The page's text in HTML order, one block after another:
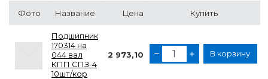
Фото Название Цена Купить
Подшипник
170314 на
044 вал
КПП СПЗ-4
10шт/кор
2 973,10 В корзину